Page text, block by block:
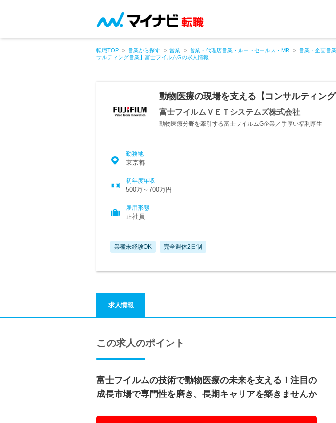
転職TOP 営業から探す 営業 営業・代理店営業・ルートセールス・MR 営業・企画営
サルティング営業】富士フイルムGの求人情報
動物医療の現場を支える【コンサルティン
富士フイルムＶＥＴシステムズ株式会社
動物医療分野を牽引する富士フイルムG企業／手厚い福利厚生
勤務地
東京都
初年度年収
500万～700万円
雇用形態
正社員
業種未経験OK 完全週休2日制
求人情報
この求人のポイント
富士フイルムの技術で動物医療の未来を支える！注目の
成長市場で専門性を磨き、長期キャリアを築きませんか